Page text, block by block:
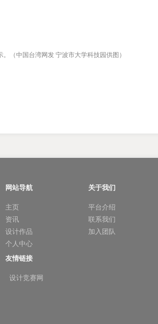
。（中国台湾网发 宁波市大学科技园供图）
网站导航
主页
资讯
设计作品
个人中心
关于我们
平台介绍
联系我们
加入团队
友情链接
设计竞赛网